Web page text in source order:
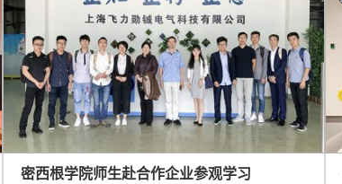
密西根学院师生赴合作企业参观学习